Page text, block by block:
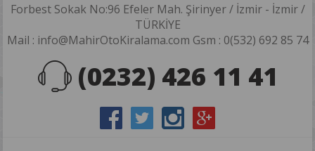
Forbest Sokak No:96 Efeler Mah. Şirinyer / İzmir - İzmir /
TÜRKİYE
Mail : info@MahirOtoKiralama.com Gsm : 0(532) 692 85 74
(0232) 426 11 41